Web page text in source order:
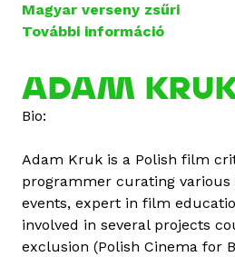
Magyar verseny zsűri
További információ
a
m
u
k
t
a
r
ADAM
Bio:
Adam Kruk is a Polish film
programmer curating
events, expert in film
involved in several projects
exclusion (Polish Cinema for